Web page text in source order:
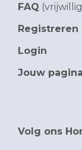
FAQ
Registreren
Login
Jouw pagina
Volg ons